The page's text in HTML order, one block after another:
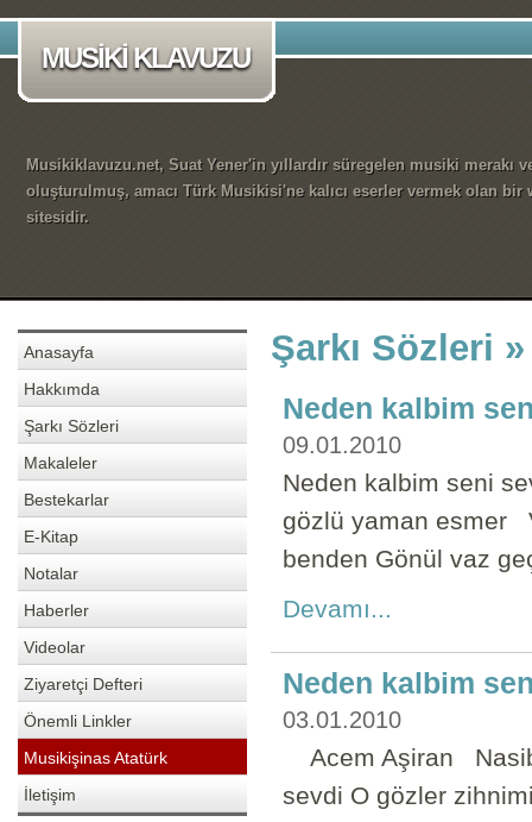
MUSİKİ KLAVUZU
Musikiklavuzu.net, Suat Yener'in yıllardır süregelen musiki merakı
oluşturulmuş, amacı Türk Musikisi'ne kalıcı eserler vermek olan bir
sitesidir.
Anasayfa
Hakkımda
Şarkı Sözleri
Makaleler
Bestekarlar
E-Kitap
Notalar
Haberler
Videolar
Ziyaretçi Defteri
Önemli Linkler
Musikişinas Atatürk
İletişim
Şarkı Sözleri
Neden kalbim
09.01.2010
Neden kalbim seni
gözlü yaman esmer
benden Gönül vaz
Devamı...
Neden kalbim
03.01.2010
Acem Aşiran
sevdi O gözler